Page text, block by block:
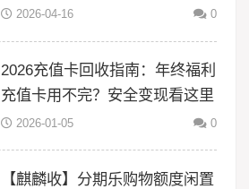
钟搞定
2026-04-16 0
2026充值卡回收指南：年终福利
充值卡用不完？安全变现看这里
2026-01-05 0
【麒麟收】分期乐购物额度闲置